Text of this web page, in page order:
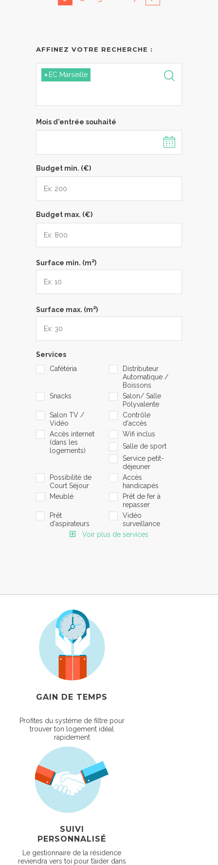
AFFINEZ VOTRE RECHERCHE :
× EC Marseille
Mois d'entrée souhaité
Budget min. (€)
Budget max. (€)
Surface min. (m2)
Surface max. (m2)
Services
Cafétéria
Distributeur
Automatique /
Boissons
Snacks
Salon/ Salle
Polyvalente
Salon TV /
Vidéo
Contrôle
d'accès
Accès internet
(dans les
logements)
Wifi inclus
Salle de sport
Service petit-
déjeuner
Possibilité de
Court Séjour
Accès
handicapés
Meublé
Prêt de fer à
repasser
Prêt
d'aspirateurs
Vidéo
surveillance
Voir plus de services
GAIN DE TEMPS
Profites du système de filtre pour
trouver ton logement idéal
rapidement
SUIVI
PERSONNALISÉ
Le gestionnaire de la résidence
reviendra vers toi pour t’aider dans